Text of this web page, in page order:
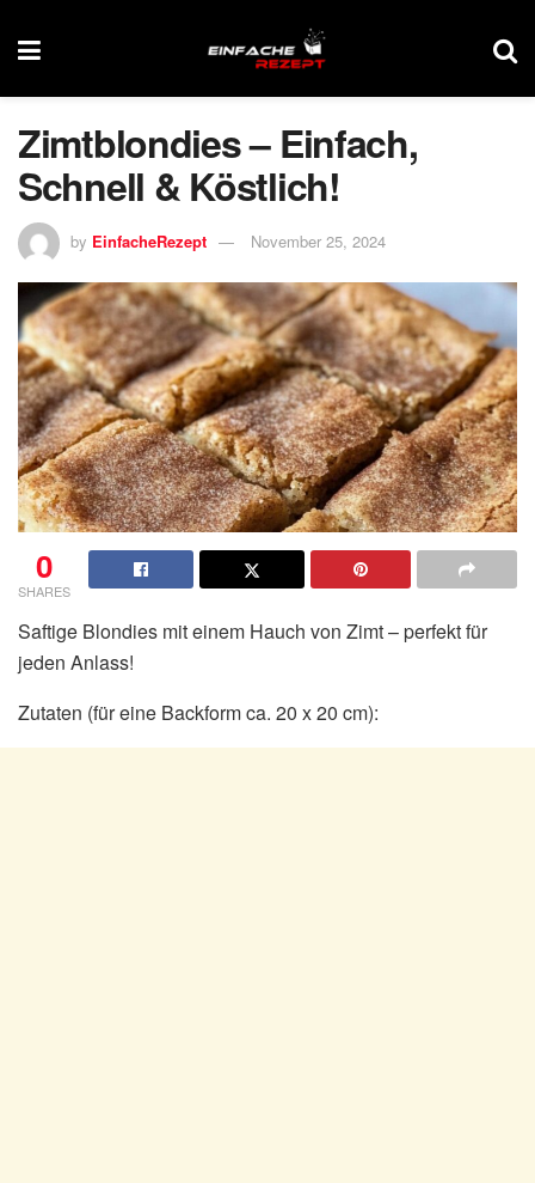
Zimtblondies – Einfach,
Schnell & Köstlich!
by EinfacheRezept November 25, 2024
0
SHARES
Saftige Blondies mit einem Hauch von Zimt – perfekt für
jeden Anlass!
Zutaten (für eine Backform ca. 20 x 20 cm):